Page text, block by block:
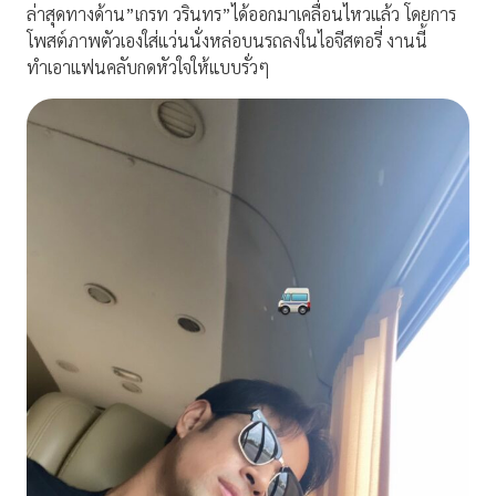
ล่าสุดทางด้าน”เกรท วรินทร”ได้ออกมาเคลื่อนไหวแล้ว โดยการ
โพสต์ภาพตัวเองใส่แว่นนั่งหล่อบนรถลงในไอจีสตอรี่ งานนี้
ทำเอาแฟนคลับกดหัวใจให้แบบรั่วๆ